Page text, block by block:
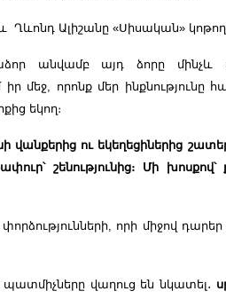
Ալիշանը «Սիսական»
անվամբ այդ ձորը մինչև
մեջ, որոնք մեր ինքնությունը
եկող։
ու եկեղեցիներից
շենությունից։ Մի խոսքով՝
որի միջով
վաղուց են նկատել․